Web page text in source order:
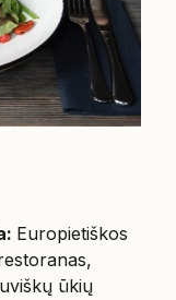
Europietiškos
ūkių